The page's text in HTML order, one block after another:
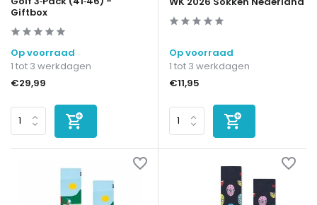
Giftbox
Op voorraad
1 tot 3 werkdagen
€29,99
Op voorraad
1 tot 3 werkdagen
€11,95